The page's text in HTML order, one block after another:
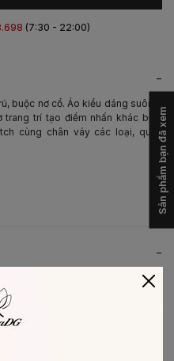
-
buộc nơ cổ. Áo kiểu dáng suông,
trí tạo điểm nhấn khác biệt,
cùng chân váy các loại, quần
-
chứa Clo
khác màu với nhau
(7:30 - 22:00)
Sản phẩm bạn đã xem